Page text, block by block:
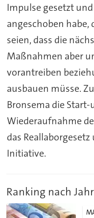
Impulse gesetzt
angeschoben
seien, dass die
Maßnahmen aber
vorantreiben
ausbauen müsse.
Bronsema die Start-
Wiederaufnahme
das
Initiative.
Ranking nach